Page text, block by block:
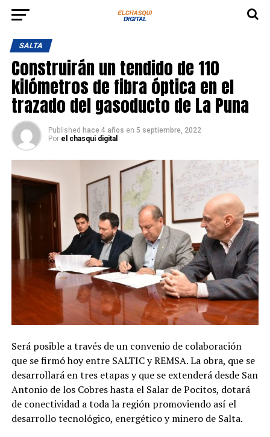
SALTA
Construirán un tendido de 110
kilómetros de fibra óptica en el
trazado del gasoducto de La Puna
Published hace 4 años en 5 septiembre, 2022
Por el chasqui digital
Será posible a través de un convenio de colaboración
que se firmó hoy entre SALTIC y REMSA. La obra, que se
desarrollará en tres etapas y que se extenderá desde San
Antonio de los Cobres hasta el Salar de Pocitos, dotará
de conectividad a toda la región promoviendo así el
desarrollo tecnológico, energético y minero de Salta.